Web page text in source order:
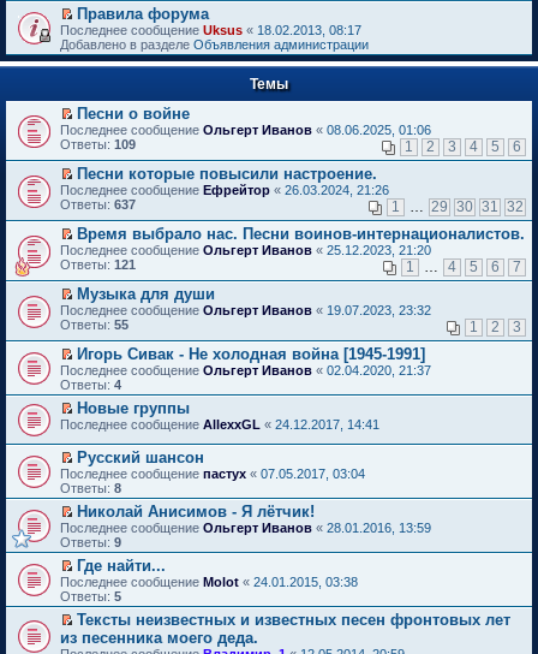
й
т
и
к
п
в
о
м
у
н
е
п
р
о
ч
и
т
а
н
н
о
м
у
с
о
о
б
щ
е
н
и
ю
П
е
р
е
т
и
к
п
р
в
о
м
у
н
е
п
р
о
ч
и
т
а
н
н
о
м
у
с
о
о
б
щ
е
н
и
ю
Правила форума
Последнее сообщение Uksus « 18.02.2013, 08:17
Добавлено в разделе Объявления администрации
Темы
П
е
е
й
т
и
к
п
е
р
в
о
м
у
н
е
п
р
о
ч
и
т
а
н
н
о
м
у
с
о
о
б
щ
е
и
Песни о войне
Последнее сообщение Ольгерт Иванов « 08.06.2025, 01:06
Ответы: 109 1 2 3 4 5 6
П
е
е
й
т
и
к
п
е
р
в
о
м
у
н
е
п
р
о
ч
и
т
а
н
н
о
м
у
с
о
о
б
Песни которые повысили настроение.
Последнее сообщение Ефрейтор « 26.03.2024, 21:26
Ответы: 637 1 29 30 31 32
П
е
е
й
т
и
к
п
е
р
в
о
м
у
н
е
п
р
о
ч
и
т
а
н
н
м
у
Время выбрало нас. Песни воинов-интернационалистов.
Последнее сообщение Ольгерт Иванов « 25.12.2023, 21:20
Ответы: 121 1 4 5 6 7
П
е
е
й
т
и
п
р
в
о
м
у
н
е
п
р
о
ч
и
а
Музыка для души
Последнее сообщение Ольгерт Иванов « 19.07.2023, 23:32
Ответы: 55 1 2 3
П
е
р
е
й
и
к
п
е
р
в
о
м
у
н
е
п
о
Игорь Сивак - Не холодная война [1945-1991]
Последнее сообщение Ольгерт Иванов « 02.04.2020, 21:37
Ответы: 4
П
р
е
й
т
и
к
п
е
р
в
о
м
н
е
Новые группы
Последнее сообщение AllexxGL « 24.12.2017, 14:41
П
е
р
е
й
т
и
к
п
е
р
о
Русский шансон
Последнее сообщение пастух « 07.05.2017, 03:04
Ответы: 8
П
е
р
й
т
и
п
Николай Анисимов - Я лётчик!
Последнее сообщение Ольгерт Иванов « 28.01.2016, 13:59
Ответы: 9
П
е
р
й
т
Где найти...
Последнее сообщение Molot « 24.01.2015, 03:38
Ответы: 5
П
е
Тексты неизвестных и известных песен фронтовых лет
из песенника моего деда.